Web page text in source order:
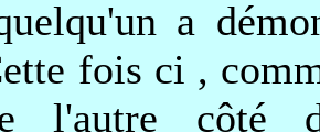
a
fois ci ,
l'autre côté